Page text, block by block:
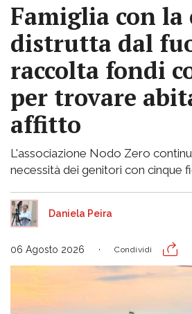
Famiglia con la
distrutta dal
raccolta fondi
per trovare
affitto
L'associazione Nodo Zero
necessità dei genitori con cinque
Daniela Peira
06 Agosto 2026 Condividi